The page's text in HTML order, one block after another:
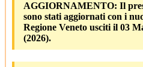
AGGIORNAMENTO: Il
sono stati aggiornati con i
Regione Veneto usciti il 03
(2026).